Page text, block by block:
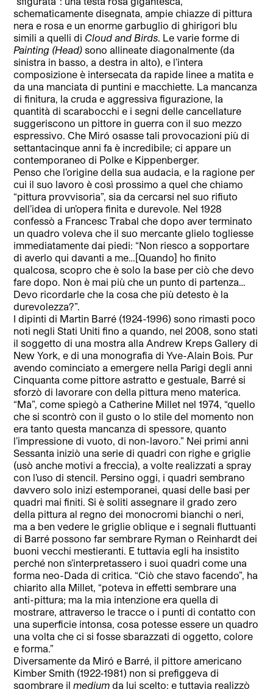
schematicamente disegnata, ampie chiazze di pittura
nera e rosa e un enorme garbuglio di ghirigori blu
simili a quelli di Cloud and Birds . Le varie forme di
Painting (Head) sono allineate diagonalmente (da
sinistra in basso, a destra in alto), e l’intera
composizione è intersecata da rapide linee a matita e
da una manciata di puntini e macchiette. La mancanza
di finitura, la cruda e aggressiva figurazione, la
quantità di scarabocchi e i segni delle cancellature
suggeriscono un pittore in guerra con il suo mezzo
espressivo. Che Miró osasse tali provocazioni più di
settantacinque anni fa è incredibile; ci appare un
contemporaneo di Polke e Kippenberger.
Penso che l’origine della sua audacia, e la ragione per
cui il suo lavoro è così prossimo a quel che chiamo
“pittura provvisoria”, sia da cercarsi nel suo rifiuto
dell’idea di un’opera finita e durevole. Nel 1928
confessò a Francesc Trabal che dopo aver terminato
un quadro voleva che il suo mercante glielo togliesse
immediatamente dai piedi: “Non riesco a sopportare
di averlo qui davanti a me…[Quando] ho finito
qualcosa, scopro che è solo la base per ciò che devo
fare dopo. Non è mai più che un punto di partenza…
Devo ricordarle che la cosa che più detesto è la
durevolezza?”.
I dipinti di Martin Barré (1924-1996) sono rimasti poco
noti negli Stati Uniti fino a quando, nel 2008, sono stati
il soggetto di una mostra alla Andrew Kreps Gallery di
New York, e di una monografia di Yve-Alain Bois. Pur
avendo cominciato a emergere nella Parigi degli anni
Cinquanta come pittore astratto e gestuale, Barré si
sforzò di lavorare con della pittura meno materica.
“Ma”, come spiegò a Catherine Millet nel 1974, “quello
che si scontrò con il gusto o lo stile del momento non
era tanto questa mancanza di spessore, quanto
l’impressione di vuoto, di non-lavoro.” Nei primi anni
Sessanta iniziò una serie di quadri con righe e griglie
(usò anche motivi a freccia), a volte realizzati a spray
con l’uso di stencil. Persino oggi, i quadri sembrano
davvero solo inizi estemporanei, quasi delle basi per
quadri mai finiti. Si è soliti assegnare il grado zero
della pittura al regno dei monocromi bianchi o neri,
ma a ben vedere le griglie oblique e i segnali fluttuanti
di Barré possono far sembrare Ryman o Reinhardt dei
buoni vecchi mestieranti. E tuttavia egli ha insistito
perché non s’interpretassero i suoi quadri come una
forma neo-Dada di critica. “Ciò che stavo facendo”, ha
chiarito alla Millet, “poteva in effetti sembrare una
anti-pittura; ma la mia intenzione era quella di
mostrare, attraverso le tracce o i punti di contatto con
una superficie intonsa, cosa potesse essere un quadro
una volta che ci si fosse sbarazzati di oggetto, colore
e forma.”
Diversamente da Miró e Barré, il pittore americano
Kimber Smith (1922-1981) non si prefiggeva di
sgombrare ilmedium da lui scelto; e tuttavia realizzò